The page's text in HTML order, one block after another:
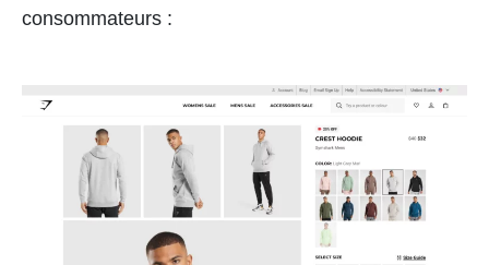
consommateurs :